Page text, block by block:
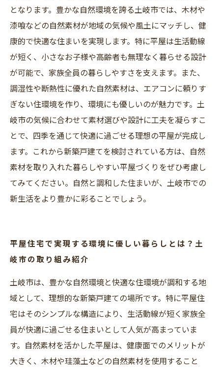
となります。豊かな自然環境を誇る土岐市では、木材や
漆喰などの自然素材が地域の気候や風土にマッチし、健
康的で快適な住まいを実現します。特に平屋は生活動線
が短く、小さなお子様や高齢者も無理なく暮らせる設計
が可能で、家族全員の暮らしやすさを支えます。また、
調湿性や断熱性に優れた自然素材は、エアコンに頼りす
ぎない住環境を作り、環境にも優しいのが魅力です。土
岐市の気候に合わせて素材選びや設計に工夫を凝らすこ
とで、四季を通じて快適に過ごせる理想の平屋が完成し
ます。これから新築戸建てを検討されている方は、自然
素材を取り入れた暮らしやすい平屋づくりをぜひ考慮し
てみてください。自然と調和した住まいが、土岐市での
新生活をより豊かに彩ることでしょう。
平屋住宅で実現する環境に優しい暮らしとは？土
岐市の取り組み紹介
土岐市は、豊かな自然環境と快適な住環境が調和する地
域として、理想的な新築戸建ての場所です。特に平屋住
宅はそのシンプルな構造により、生活動線が短く家族全
員が快適に過ごせる住まいとして人気が高まっていま
す。自然素材を活かした平屋は、健康面でのメリットが
大きく、木材や珪藻土などの自然素材を使用すること